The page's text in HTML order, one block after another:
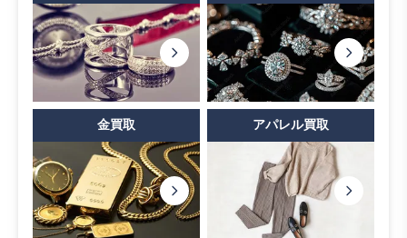
金買取 アパレル買取